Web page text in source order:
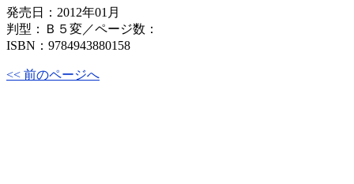
発売日：2012年01月
判型：Ｂ５変／ページ数：
ISBN：9784943880158
<< 前のページへ